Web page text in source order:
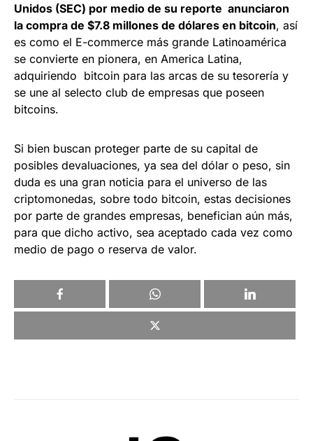
Unidos (SEC) por medio de su reporte anunciaron
la compra de $7.8 millones de dólares en bitcoin, así
es como el E-commerce más grande Latinoamérica
se convierte en pionera, en America Latina,
adquiriendo bitcoin para las arcas de su tesorería y
se une al selecto club de empresas que poseen
bitcoins.
Si bien buscan proteger parte de su capital de
posibles devaluaciones, ya sea del dólar o peso, sin
duda es una gran noticia para el universo de las
criptomonedas, sobre todo bitcoin, estas decisiones
por parte de grandes empresas, benefician aún más,
para que dicho activo, sea aceptado cada vez como
medio de pago o reserva de valor.